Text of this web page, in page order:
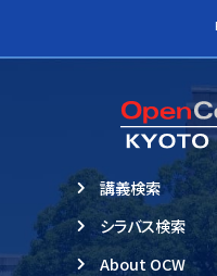
講義検索
シラバス検索
About OCW